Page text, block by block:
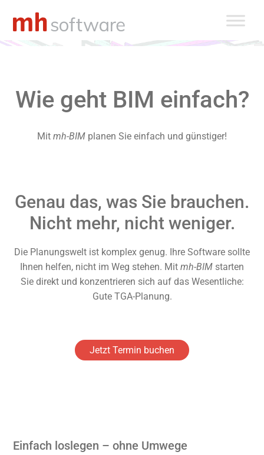
Inhalt
Wie geht BIM einfach?
Mit mh-BIM planen Sie einfach und günstiger!
Genau das, was Sie brauchen.
Nicht mehr, nicht weniger.
Die Planungswelt ist komplex genug. Ihre Software sollte
Ihnen helfen, nicht im Weg stehen. Mit mh-BIM starten
Sie direkt und konzentrieren sich auf das Wesentliche:
Gute TGA-Planung.
Jetzt Termin buchen
Einfach loslegen – ohne Umwege